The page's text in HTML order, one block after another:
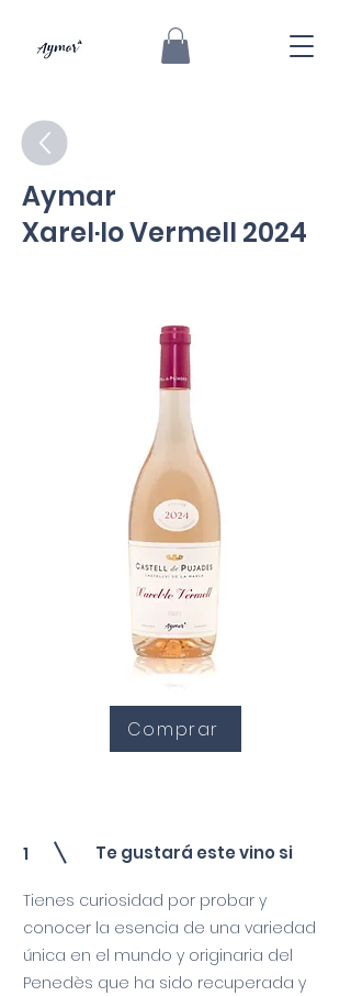
Aymar
Xarel·lo Vermell 2024
Comprar
1 Te gustará este vino si
Tienes curiosidad por probar y
conocer la esencia de una variedad
única en el mundo y originaria del
Penedès que ha sido recuperada y